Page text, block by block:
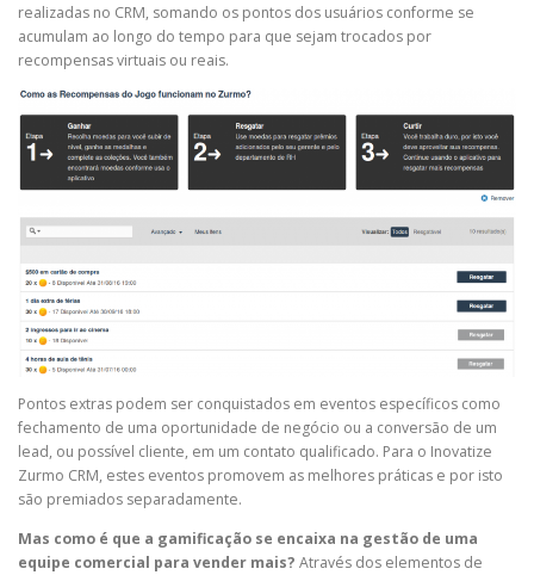
realizadas no CRM, somando os pontos dos usuários conforme se
acumulam ao longo do tempo para que sejam trocados por
recompensas virtuais ou reais.
Pontos extras podem ser conquistados em eventos específicos como
fechamento de uma oportunidade de negócio ou a conversão de um
lead, ou possível cliente, em um contato qualificado. Para o Inovatize
Zurmo CRM, estes eventos promovem as melhores práticas e por isto
são premiados separadamente.
Mas como é que a gamificação se encaixa na gestão de uma
equipe comercial para vender mais? Através dos elementos de